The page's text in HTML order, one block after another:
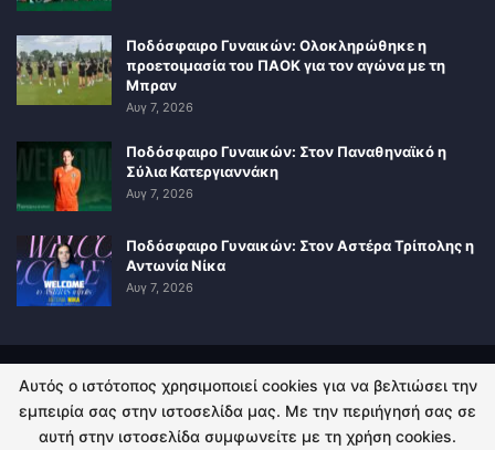
Ποδόσφαιρο Γυναικών: Ολοκληρώθηκε η
προετοιμασία του ΠΑΟΚ για τον αγώνα με τη
Μπραν
Αυγ 7, 2026
Ποδόσφαιρο Γυναικών: Στον Παναθηναϊκό η
Σύλια Κατεργιαννάκη
Αυγ 7, 2026
Ποδόσφαιρο Γυναικών: Στον Αστέρα Τρίπολης η
Αντωνία Νίκα
Αυγ 7, 2026
ΠΟΛΙΤΙΚΗ ΑΠΟΡΡΗΤΟΥ ΕΠΙΚΟΙΝΩΝΙΑ
Αυτός ο ιστότοπος χρησιμοποιεί cookies για να βελτιώσει την
εμπειρία σας στην ιστοσελίδα μας. Με την περιήγησή σας σε
αυτή στην ιστοσελίδα συμφωνείτε με τη χρήση cookies.